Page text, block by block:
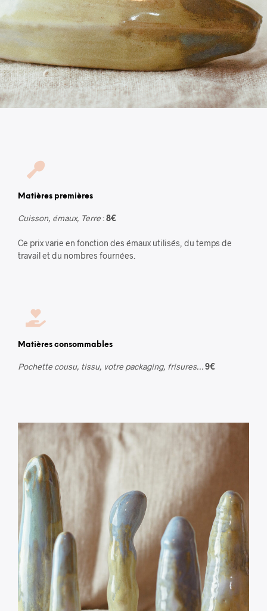
Matières premières
Cuisson, émaux, Terre:8€
Ce prix varie en fonction des émaux utilisés, du temps de
travail et du nombres fournées.
Matières consommables
Pochette cousu, tissu, votre packaging, frisures…9€